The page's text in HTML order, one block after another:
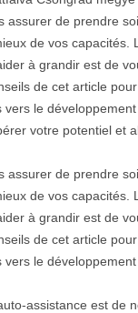
assurer de prendre
de vos capacités.
à grandir est de
de cet article
vers le développement
votre potentiel et
assurer de prendre
de vos capacités.
à grandir est de
de cet article
vers le développement
assistance est de